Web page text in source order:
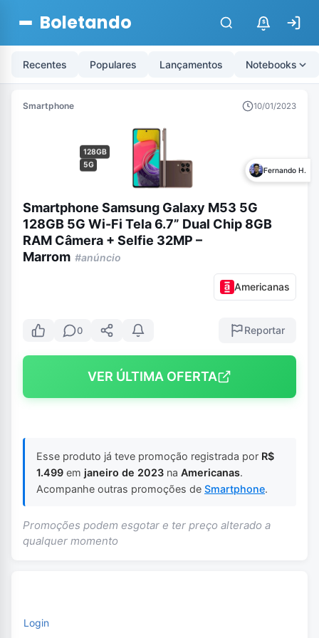
Boletando $
Recentes Populares Lançamentos Notebooks
Smartphone 10/01/2023
128GB
5G
Fernando H.
Smartphone Samsung Galaxy M53 5G
128GB 5G Wi-Fi Tela 6.7” Dual Chip 8GB
RAM Câmera + Selfie 32MP –
Marrom #anúncio
Americanas
0 Reportar
VER ÚLTIMA OFERTA
Esse produto já teve promoção registrada por R$
1.499 em janeiro de 2023 na Americanas.
Acompanhe outras promoções de Smartphone.
Promoções podem esgotar e ter preço alterado a
qualquer momento
Login